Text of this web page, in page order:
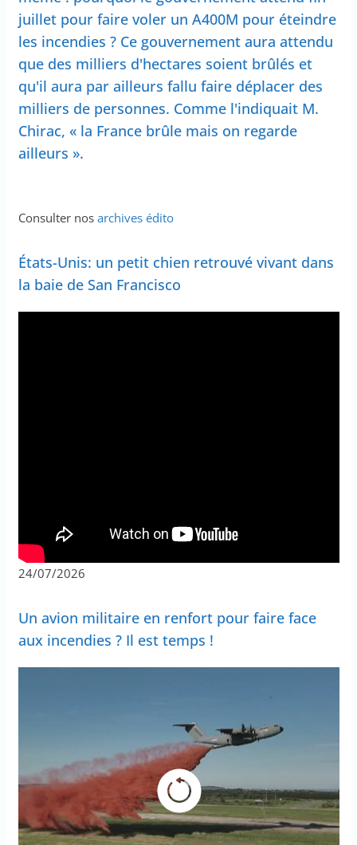
juillet pour faire voler un A400M pour éteindre
les incendies ? Ce gouvernement aura attendu
que des milliers d'hectares soient brûlés et
qu'il aura par ailleurs fallu faire déplacer des
milliers de personnes. Comme l'indiquait M.
Chirac, « la France brûle mais on regarde
ailleurs ».
Consulter nos archives édito
États-Unis: un petit chien retrouvé vivant dans
la baie de San Francisco
24/07/2026
Un avion militaire en renfort pour faire face
aux incendies ? Il est temps !